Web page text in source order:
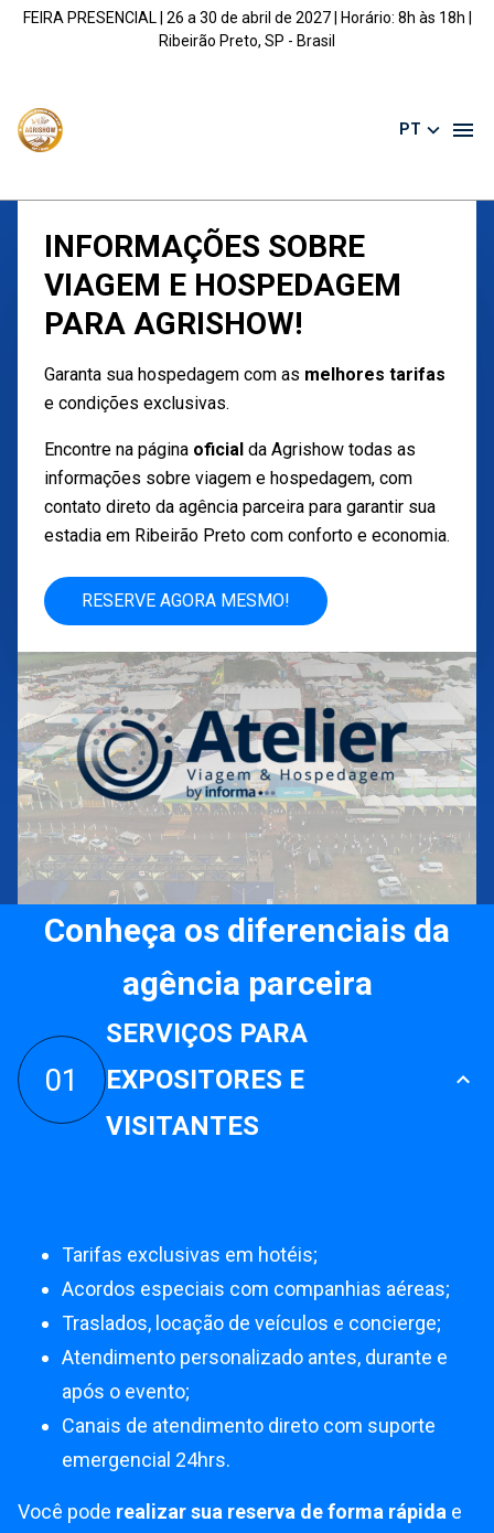
FEIRA PRESENCIAL | 26 a 30 de abril de 2027 | Horário: 8h às 18h |
Ribeirão Preto, SP - Brasil
PT
INFORMAÇÕES SOBRE
VIAGEM E HOSPEDAGEM
PARA AGRISHOW!
Garanta sua hospedagem com as melhores tarifas
e condições exclusivas.
Encontre na página oficial da Agrishow todas as
informações sobre viagem e hospedagem, com
contato direto da agência parceira para garantir sua
estadia em Ribeirão Preto com conforto e economia.
RESERVE AGORA MESMO!
Conheça os diferenciais da
agência parceira
01
SERVIÇOS PARA
EXPOSITORES E
VISITANTES
Tarifas exclusivas em hotéis;
Acordos especiais com companhias aéreas;
Traslados, locação de veículos e concierge;
Atendimento personalizado antes, durante e
após o evento;
Canais de atendimento direto com suporte
emergencial 24hrs.
Você pode realizar sua reserva de forma rápida e